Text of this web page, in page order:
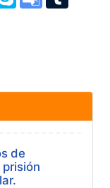
libertad.
de